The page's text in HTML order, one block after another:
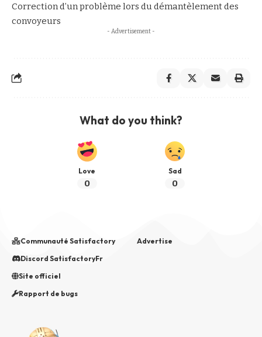
Correction d’un problème lors du démantèlement des
convoyeurs
- Advertisement -
What do you think?
Love
0
Sad
0
Communauté Satisfactory
Discord SatisfactoryFr
Site officiel
Rapport de bugs
Advertise